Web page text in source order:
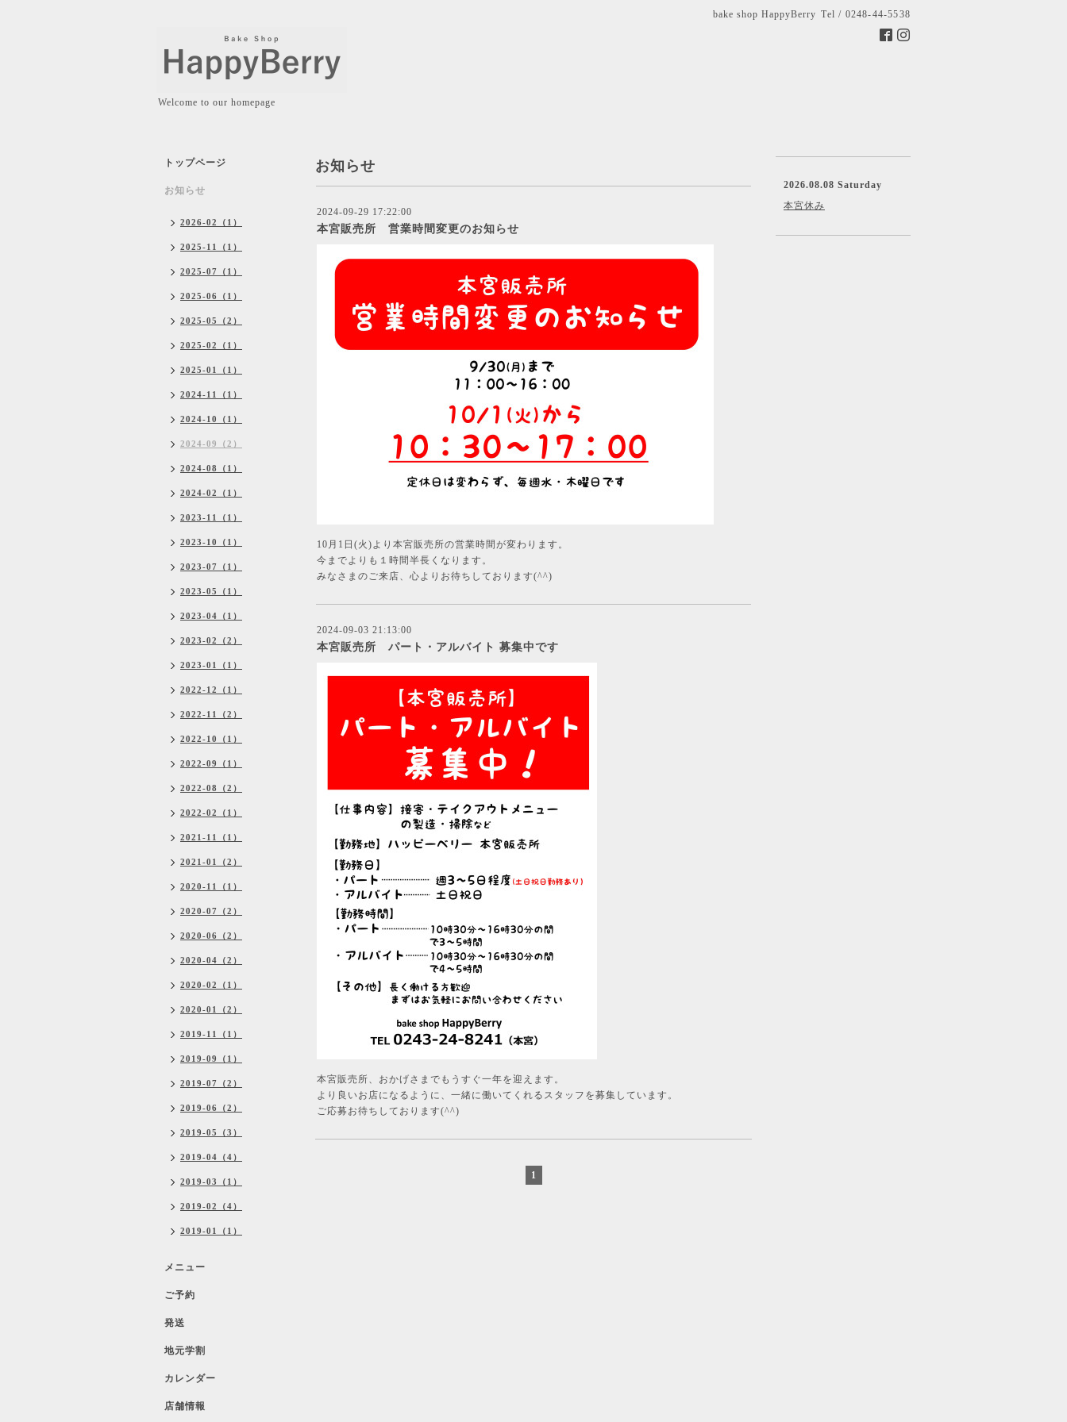
bake shop HappyBerry Tel / 0248-44-5538
Welcome to our homepage
お知らせ
2024-09-29 17:22:00
本宮販売所 営業時間変更のお知らせ
10月1日(火)より本宮販売所の営業時間が変わります。
今までよりも１時間半長くなります。
みなさまのご来店、心よりお待ちしております(^^)
2024-09-03 21:13:00
本宮販売所 パート・アルバイト 募集中です
本宮販売所、おかげさまでもうすぐ一年を迎えます。
より良いお店になるように、一緒に働いてくれるスタッフを募集しています。
ご応募お待ちしております(^^)
1
トップページ
お知らせ
2026-02（1）
2025-11（1）
2025-07（1）
2025-06（1）
2025-05（2）
2025-02（1）
2025-01（1）
2024-11（1）
2024-10（1）
2024-09（2）
2024-08（1）
2024-02（1）
2023-11（1）
2023-10（1）
2023-07（1）
2023-05（1）
2023-04（1）
2023-02（2）
2023-01（1）
2022-12（1）
2022-11（2）
2022-10（1）
2022-09（1）
2022-08（2）
2022-02（1）
2021-11（1）
2021-01（2）
2020-11（1）
2020-07（2）
2020-06（2）
2020-04（2）
2020-02（1）
2020-01（2）
2019-11（1）
2019-09（1）
2019-07（2）
2019-06（2）
2019-05（3）
2019-04（4）
2019-03（1）
2019-02（4）
2019-01（1）
メニュー
ご予約
発送
地元学割
カレンダー
店舗情報
2026.08.08 Saturday
本宮休み